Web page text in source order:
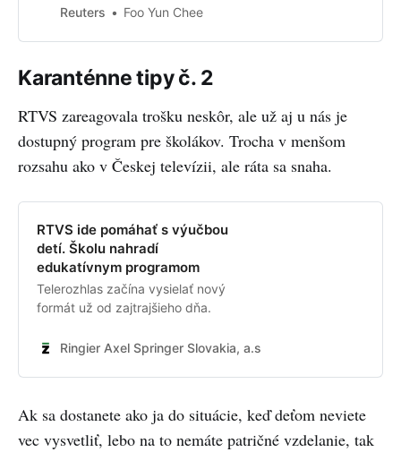
latest U.S. tech giant to respond to
gridlock as thousands work from
home due to the coronavirus
outbreak.
Reuters Foo Yun Chee
Karanténne tipy č. 2
RTVS zareagovala trošku neskôr, ale už aj u nás je
dostupný program pre školákov. Trocha v menšom
rozsahu ako v Českej televízii, ale ráta sa snaha.
RTVS ide pomáhať s výučbou
detí. Školu nahradí
edukatívnym programom
Telerozhlas začína vysielať nový
formát už od zajtrajšieho dňa.
Ringier Axel Springer Slovakia, a.s.
Ak sa dostanete ako ja do situácie, keď deťom neviete
vec vysvetliť, lebo na to nemáte patričné vzdelanie, tak